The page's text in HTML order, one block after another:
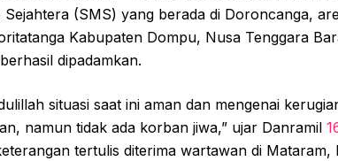
Sejahtera (SMS) yang berada di Doroncanga,
Kabupaten Dompu, Nusa Tenggara
dipadamkan.
situasi saat ini aman dan mengenai
namun tidak ada korban jiwa,” ujar Danramil
tertulis diterima wartawan di Mataram,